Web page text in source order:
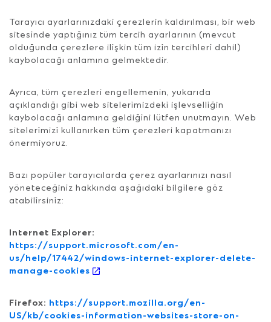
Tarayıcı ayarlarınızdaki çerezlerin kaldırılması, bir web
sitesinde yaptığınız tüm tercih ayarlarının (mevcut
olduğunda çerezlere ilişkin tüm izin tercihleri dahil)
kaybolacağı anlamına gelmektedir.
Ayrıca, tüm çerezleri engellemenin, yukarıda
açıklandığı gibi web sitelerimizdeki işlevselliğin
kaybolacağı anlamına geldiğini lütfen unutmayın. Web
sitelerimizi kullanırken tüm çerezleri kapatmanızı
önermiyoruz.
Bazı popüler tarayıcılarda çerez ayarlarınızı nasıl
yöneteceğiniz hakkında aşağıdaki bilgilere göz
atabilirsiniz:
Internet Explorer:
https://support.microsoft.com/en-
us/help/17442/windows-internet-explorer-delete-
manage-cookies
Firefox: https://support.mozilla.org/en-
US/kb/cookies-information-websites-store-on-